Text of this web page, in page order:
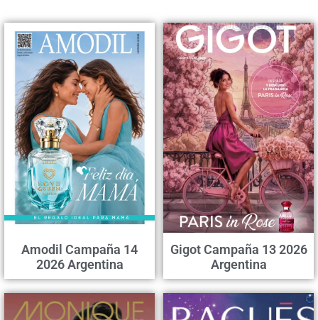
Amodil Campaña 14
2026 Argentina
Gigot Campaña 13 2026
Argentina